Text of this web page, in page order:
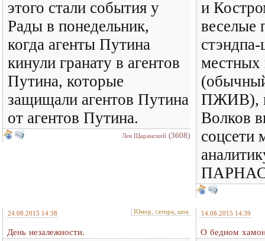
этого стали события у
Рады в понедельник,
когда агенты Путина
кинули гранату в агентов
Путина, которые
защищали агентов Путина
от агентов Путина.
Лев Щаранский (3608)
и
веселые
местных
ПЖИВ),
Волков
24.08.2015 14:38 Юмор, сатира, шок
День незалежности.
14.08.2015 14:39
О бедном